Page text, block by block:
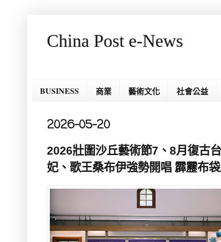
China Post e-News
BUSINESS 商業 藝術文化 社會公益
2026-05-20
2026壯圍沙丘藝術節7、8月復古
妃、歌王桑布伊強勢開唱 霹靂布